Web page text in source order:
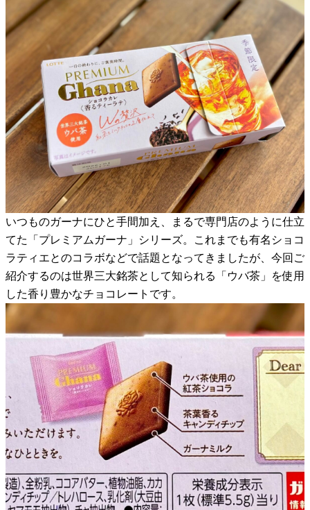
いつものガーナにひと手間加え、まるで専門店のように仕立
てた「プレミアムガーナ」シリーズ。これまでも有名ショコ
ラティエとのコラボなどで話題となってきましたが、今回ご
紹介するのは世界三大銘茶として知られる「ウバ茶」を使用
した香り豊かなチョコレートです。